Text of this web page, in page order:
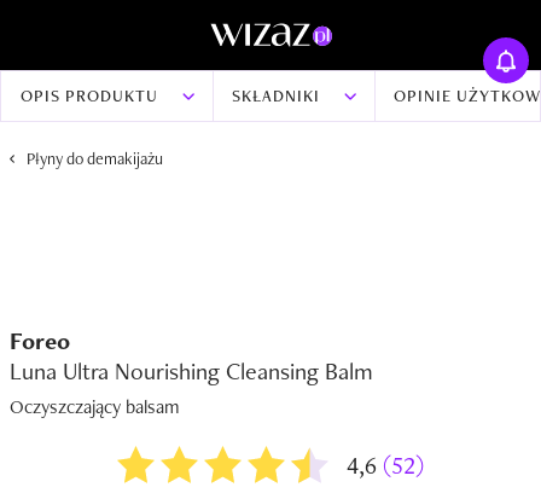
OPIS PRODUKTU SKŁADNIKI OPINIE
Płyny do demakijażu
Foreo
Luna Ultra Nourishing Cleansing Balm
Oczyszczający balsam
4,6 (52)